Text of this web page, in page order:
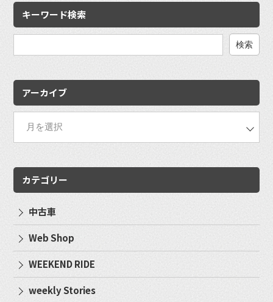
キーワード検索
アーカイブ
カテゴリー
中古車
Web Shop
WEEKEND RIDE
weekly Stories